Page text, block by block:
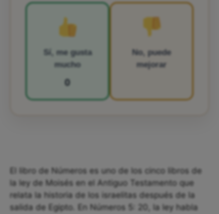
Sí, me gusta
mucho
0
No, puede
mejorar
El libro de Números es uno de los cinco libros de
la ley de Moisés en el Antiguo Testamento que
relata la historia de los israelitas después de la
salida de Egipto. En Números 5: 20, la ley habla